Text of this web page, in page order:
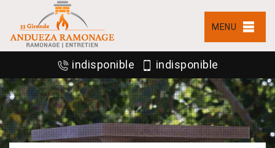
MENU
indisponible indisponible